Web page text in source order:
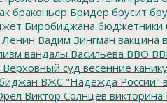
браконьер Бридер брусит
Биробиджана бюджетники
Ленин Вадим Зингман вакцина
вандалы Васильева ВВО
Верховный суд весенние
ВЖС "Надежда России"
Виктор Солнцев викторина